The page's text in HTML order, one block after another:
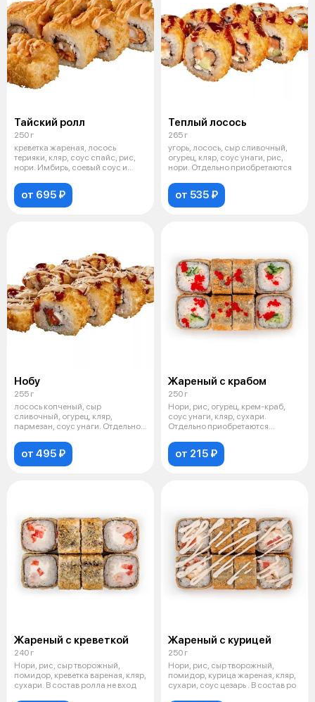
Тайский ролл
250 г
креветка жареная, лосось
терияки, кляр, соус спайс, рис,
нори. Имбирь, соевый соус и
от 695 ₽
Теплый лосось
265 г
угорь, лосось, сыр сливочный,
огурец, кляр, соус унаги, рис,
нори. Отдельно приобретаются
от 535 ₽
Нобу
255 г
лосось копченый, сыр
сливочный, огурец, кляр,
пармезан, соус унаги. Отдельно
от 495 ₽
Жареный с крабом
250 г
Нори, рис, огурец, крем-краб,
соус унаги, кляр, сухари.
Отдельно приобретаются
от 215 ₽
Жареный с креветкой
240 г
Нори, рис, сыр творожный,
помидор, креветка вареная, кляр,
сухари. В состав ролла не вход
Жареный с курицей
250 г
Нори, рис, сыр творожный,
помидор, курица жареная, кляр,
сухари, соус цезарь . В состав ро